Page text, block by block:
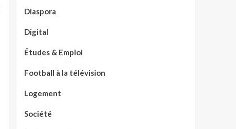
Diaspora
Digital
Études & Emploi
Football à la télévision
Logement
Société